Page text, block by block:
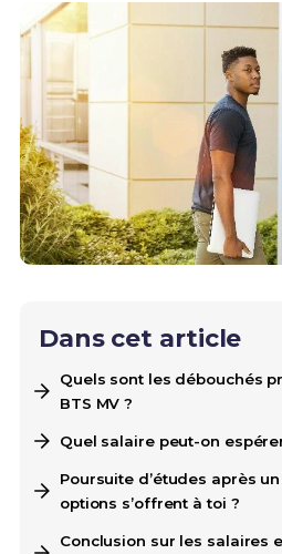
Dans cet article
Quels sont les débouchés
BTS MV ?
Quel salaire peut-on
Poursuite d’études après
options s’offrent à toi ?
Conclusion sur les salaires